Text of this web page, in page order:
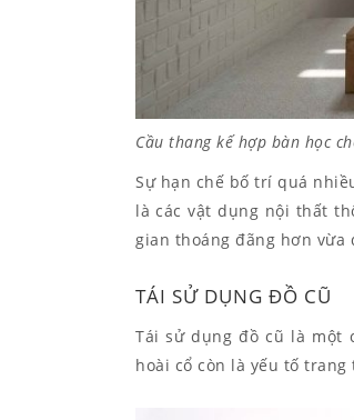
Cầu thang kế hợp bàn học
Sự hạn chế bố trí quá
là các vật dụng nội thất
gian thoáng đãng hơn vừa
TÁI SỬ DỤNG ĐỒ CŨ
Tái sử dụng đồ cũ là một
hoài cổ còn là yếu tố trang